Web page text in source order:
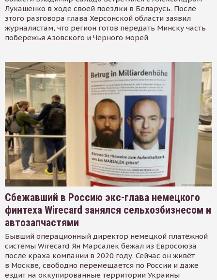
Лукашенко в ходе своей поездки в Беларусь. После
этого разговора глава Херсонской области заявил
журналистам, что регион готов передать Минску часть
побережья Азовского и Черного морей
Сбежавший в Россию экс-глава немецкого
финтеха Wirecard занялся сельхозбизнесом и
автозапчастями
Бывший операционный директор немецкой платёжной
системы Wirecard Ян Марсалек бежал из Евросоюза
после краха компании в 2020 году. Сейчас он живёт
в Москве, свободно перемещается по России и даже
ездит на оккупированные территории Украины